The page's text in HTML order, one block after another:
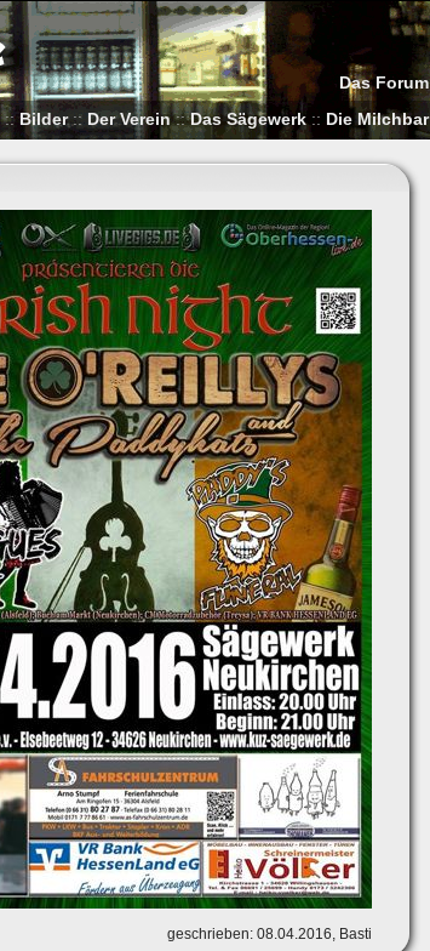
Das Forum
:: Bilder:: Der Verein::Das Sägewerk:: Die Milchbar
geschrieben: 08.04.2016, Basti